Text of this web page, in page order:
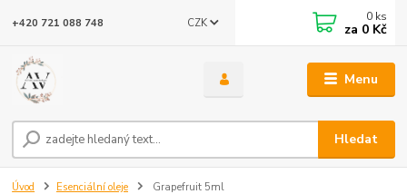
Menu
CZK
Hledat
+420 721 088 748 0 ks
za 0 Kč
Úvod Esenciální oleje Grapefruit 5ml